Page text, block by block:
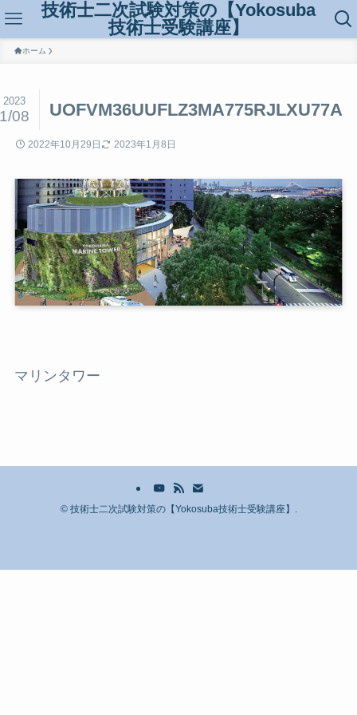
技術士二次試験対策の【Yokosuba
技術士受験講座】
ホーム
UOFVM36UUFLZ3MA775RJLXU77A
2023
08
2022年10月29日 2023年1月8日
マリンタワー
©技術士二次試験対策の【Yokosuba技術士受験講座】.